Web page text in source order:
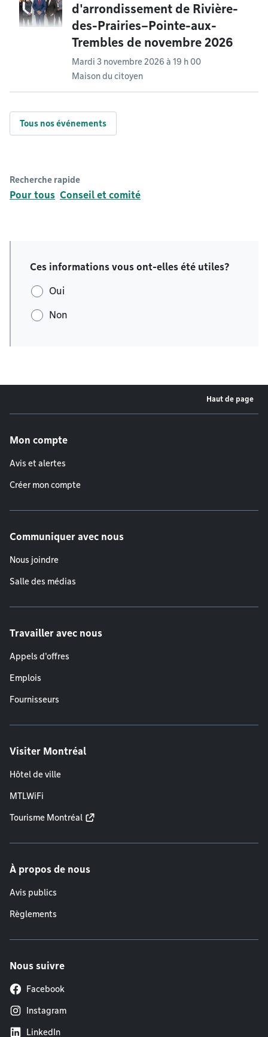
d'arrondissement de Rivière-
des-Prairies–Pointe-aux-
Trembles de novembre 2026
Mardi 3 novembre 2026 à 19 h 00
Maison du citoyen
Tous nos événements
Recherche rapide
Pour tous Conseil et comité
Ces informations vous ont-elles été utiles?
Oui
Non
Haut de page
Mon compte
Avis et alertes
Créer mon compte
Communiquer avec nous
Nous joindre
Salle des médias
Travailler avec nous
Appels d'offres
Emplois
Fournisseurs
Visiter Montréal
Hôtel de ville
MTLWiFi
Tourisme Montréal
À propos de nous
Avis publics
Règlements
Nous suivre
Facebook
Instagram
LinkedIn